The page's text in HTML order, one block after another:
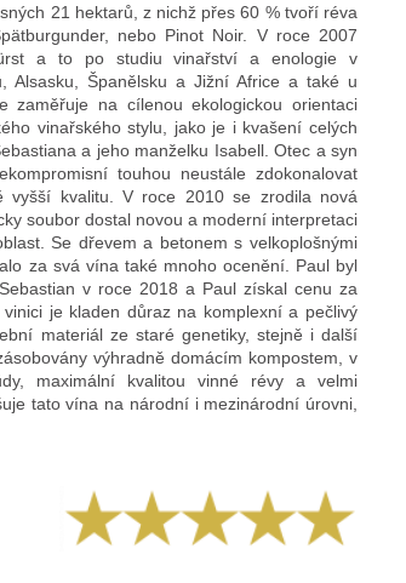
21 hektarů, z nichž přes 60 % tvoří réva
nebo Pinot Noir. V roce 2007
a to po studiu vinařství a enologie v
Alsasku, Španělsku a Jižní Africe a také u
zaměřuje na cílenou ekologickou orientaci
vinařského stylu, jako je i kvašení celých
a jeho manželku Isabell. Otec a syn
touhou neustále zdokonalovat
kvalitu. V roce 2010 se zrodila nová
soubor dostal novou a moderní interpretaci
Se dřevem a betonem s velkoplošnými
za svá vína také mnoho ocenění. Paul byl
v roce 2018 a Paul získal cenu za
je kladen důraz na komplexní a pečlivý
materiál ze staré genetiky, stejně i další
výhradně domácím kompostem, v
maximální kvalitou vinné révy a velmi
tato vína na národní i mezinárodní úrovni,